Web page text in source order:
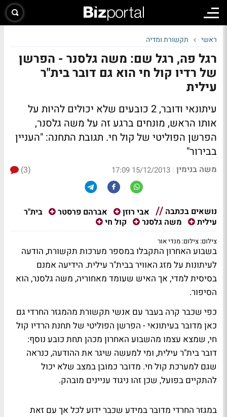
ראשי תקשורת ומדיה
רגל פה, רגל שם: משה גלסנר - הפרשן
של רדיו קול חי הוא גם דובר בית"ר
עילית
עיתונאי ודובר, 2 כובעים שלא יכולים להיות על
אותו הראש, מונחים ברגע זה על משה גלסנר,
הפרשן הפוליטי של קול חי. תגובת התחנה: "העניין
בבירור"
משה בנימין |
15/12/2013 17:09
(3)
נושאים בכתבה אבי רוזן אברהם פרסטר
בית"ר
עילית
משה גלסנר קול חי
צילום: צילום: מנדי אור
בשבוע האחרון התקבלו במספר מערכות תקשורת, הודעה
לעיתונות על מזג האוויר בבית"ר עילית. הידיעה אמנם
בסיסית למדי, אך האיש שעומד מאחוריה, משה גלסנר, הוא
הסיפור.
כפי שכבר קרה בעבר עם אנשי תקשורת מהמגזר החרדי גם
כאן מדובר בעיתונאי - הפרשן הפוליטי של תחנת הרדיו קול
חי, שמצא עצמו מהשבוע האחרון מכהן תחת כובע נוסף:
דובר בית"ר עילית, ומי למעשה שיגר את ההודעה, כנראה
שגם למערכת קול חי. מדובר כמובן במצב שלא יכול
להתקיים בפועל, שכן זהו ניגוד עניינים מובהק.
במגזר החרדי מדובר במידע שכבר ידוע לכל אך עם זאת